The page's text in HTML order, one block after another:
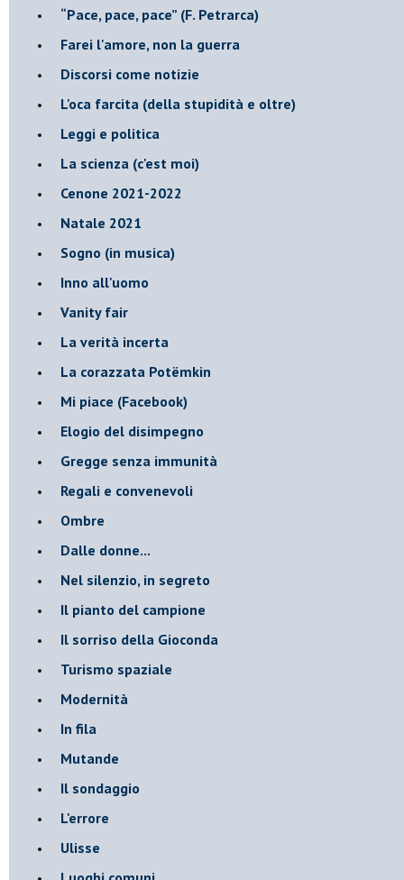
​“Pace, pace, pace” (F. Petrarca)
Farei l'amore, non la guerra
Discorsi come notizie
L'oca farcita (della stupidità e oltre)
Leggi e politica
La scienza (c'est moi)
Cenone 2021-2022
Natale 2021
Sogno (in musica)
Inno all'uomo
Vanity fair
La verità incerta
La corazzata Potëmkin
Mi piace (Facebook)
Elogio del disimpegno
Gregge senza immunità
Regali e convenevoli
Ombre
Dalle donne...
Nel silenzio, in segreto
Il pianto del campione
Il sorriso della Gioconda
Turismo spaziale
Modernità
In fila
Mutande
Il sondaggio
L'errore
Ulisse